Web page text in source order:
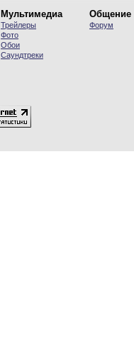
Мультимедиа
Трейлеры
Фото
Обои
Саундтреки
Общение
Форум